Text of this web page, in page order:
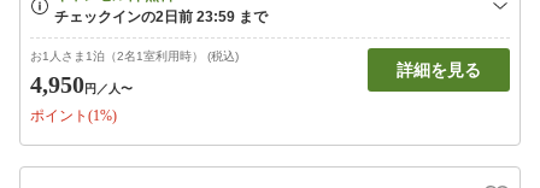
お1人さま1泊（2名1室利用時） (税込)
4,950円 ／人〜
ポイント(1%)
詳細を見る